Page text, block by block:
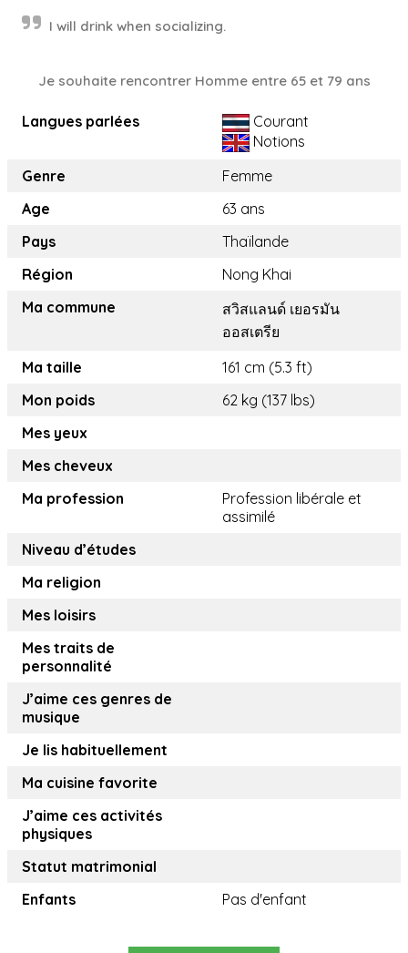
I will drink when socializing.
Je souhaite rencontrer Homme entre 65 et 79 ans
Langues parlées
Courant
Notions
Genre
Femme
Age
63 ans
Pays
Thaïlande
Région
Nong Khai
Ma commune
สวิสแลนด์ เยอรมัน
ออสเตรีย
Ma taille
161 cm (5.3 ft)
Mon poids
62 kg (137 lbs)
Mes yeux
Mes cheveux
Ma profession
Profession libérale et
assimilé
Niveau d’études
Ma religion
Mes loisirs
Mes traits de
personnalité
J’aime ces genres de
musique
Je lis habituellement
Ma cuisine favorite
J’aime ces activités
physiques
Statut matrimonial
Enfants
Pas d'enfant